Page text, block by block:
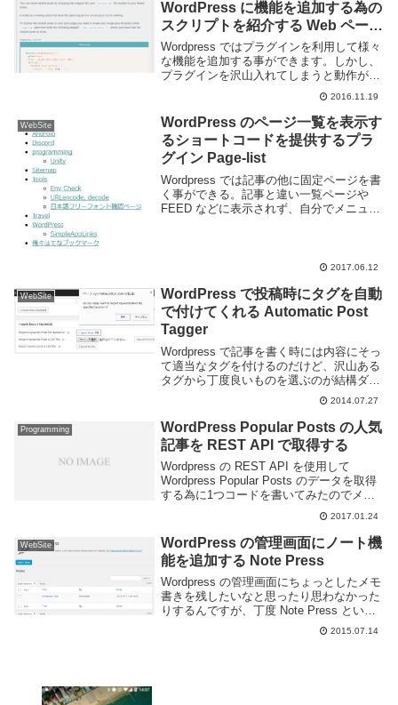
WordPress に機能を追加する為の
スクリプトを紹介する Web ページ
YOU MIGHT NOT NEED THAT
WORDPRESS PLUGIN
Wordpress ではプラグインを利用して様々
な機能を追加する事ができます。しかし、
プラグインを沢山入れてしまうと動作が遅
くなったり、セキュリティ上の危険性も高
まります。プラグインを導入しなくても実
現できるのであればそれに越した事はない
で...
2016.11.19
WebSite
WordPress のページ一覧を表示す
るショートコードを提供するプラ
グイン Page-list
Wordpress では記事の他に固定ページを書
く事ができる。記事と違い一覧ページや
FEED などに表示されず、自分でメニュー
2017.06.12
WebSite
WordPress で投稿時にタグを自動
で付けてくれる Automatic Post
Tagger
Wordpress で記事を書く時には内容にそっ
て適当なタグを付けるのだけど、沢山ある
タグから丁度良いものを選ぶのが結構ダル
い。一応タグ入力欄にはオートコンプリー
トがついているので、間違えずに入力する
事は可能ではあるが、まー面倒くさい。面
倒...
2014.07.27
Programming
WordPress Popular Posts の人気
記事を REST API で取得する
Wordpress の REST API を使用して
Wordpress Popular Posts のデータを取得
する為に1つコードを書いてみたのでメモ
しておく。REST API 自体は以下の記事に
簡単にではあるが使い方など書いた。
RES...
2017.01.24
WebSite
WordPress の管理画面にノート機
能を追加する Note Press
Wordpress の管理画面にちょっとしたメモ
書きを残したいなと思ったり思わなかった
りするんですが、丁度 Note Press という
管理画面にノート機能を追加するプラグイ
ンを知ったので使ってみた。Note Press
2015.07.14